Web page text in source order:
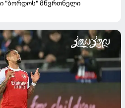
"ბორდოს" მწვრთნელი